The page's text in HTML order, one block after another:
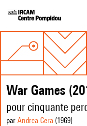
War Games
pour cinquante
par Andrea Cera (1969)